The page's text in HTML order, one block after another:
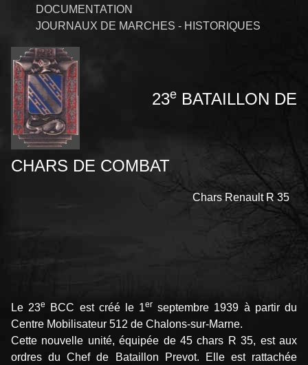
DOCUMENTATION
JOURNAUX DE MARCHES - HISTORIQUES
23eBATAILLON DE
CHARS DE COMBAT
Chars Renault R 35
Le 23e BCC est créé le 1er septembre 1939 à partir du
Centre Mobilisateur 512 de Chalons-sur-Marne.
Cette nouvelle unité, équipée de 45 chars R 35, est aux
ordres du Chef de Bataillon Prevot. Elle est rattachée